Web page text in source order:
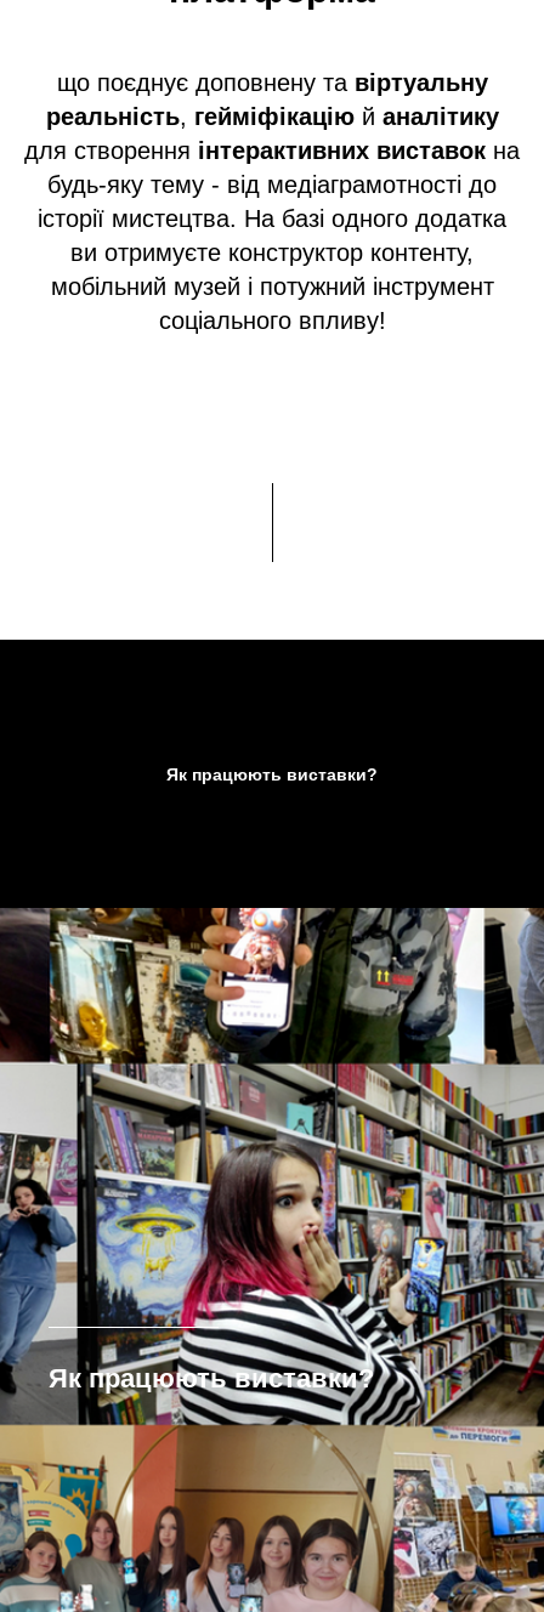
що поєднує доповнену та віртуальну
реальність, гейміфікаціюй аналітику
для створення інтерактивних виставок на
будь-яку тему - від медіаграмотності до
історії мистецтва. На базі одного додатка
ви отримуєте конструктор контенту,
мобільний музей і потужний інструмент
соціального впливу!
Як працюють виставки?
Як працюють виставки?